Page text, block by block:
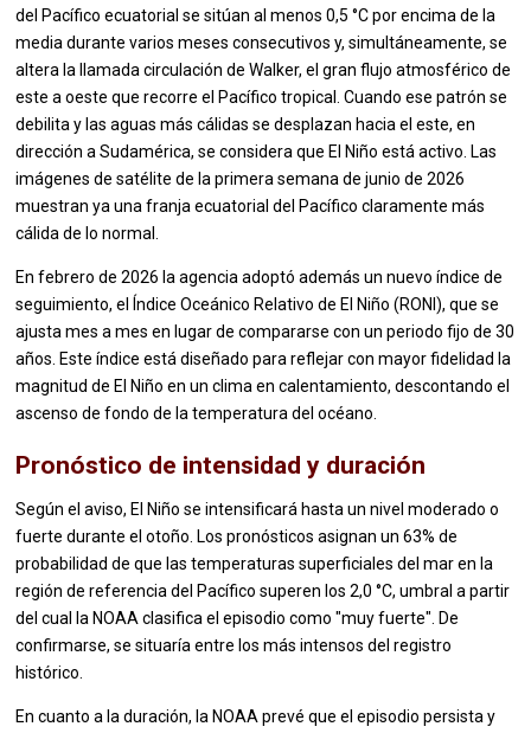
del Pacífico ecuatorial se sitúan al menos 0,5 °C por encima de la
media durante varios meses consecutivos y, simultáneamente, se
altera la llamada circulación de Walker, el gran flujo atmosférico de
este a oeste que recorre el Pacífico tropical. Cuando ese patrón se
debilita y las aguas más cálidas se desplazan hacia el este, en
dirección a Sudamérica, se considera que El Niño está activo. Las
imágenes de satélite de la primera semana de junio de 2026
muestran ya una franja ecuatorial del Pacífico claramente más
cálida de lo normal.
En febrero de 2026 la agencia adoptó además un nuevo índice de
seguimiento, el Índice Oceánico Relativo de El Niño (RONI), que se
ajusta mes a mes en lugar de compararse con un periodo fijo de 30
años. Este índice está diseñado para reflejar con mayor fidelidad la
magnitud de El Niño en un clima en calentamiento, descontando el
ascenso de fondo de la temperatura del océano.
Pronóstico de intensidad y duración
Según el aviso, El Niño se intensificará hasta un nivel moderado o
fuerte durante el otoño. Los pronósticos asignan un 63% de
probabilidad de que las temperaturas superficiales del mar en la
región de referencia del Pacífico superen los 2,0 °C, umbral a partir
del cual la NOAA clasifica el episodio como "muy fuerte". De
confirmarse, se situaría entre los más intensos del registro
histórico.
En cuanto a la duración, la NOAA prevé que el episodio persista y